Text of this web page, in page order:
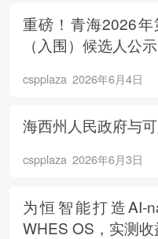
重磅！青海2026
（入围）候选人公示
cspplaza 2026年6月4日
海西州人民政府与
cspplaza 2026年6月3日
为恒智能打造AI-
WHES OS，实测